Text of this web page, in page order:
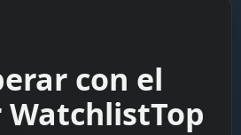
con el
WatchlistTop